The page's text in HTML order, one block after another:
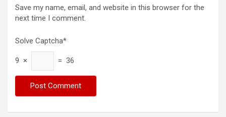
Save my name, email, and website in this browser for the
next time I comment.
Solve Captcha*
9 × = 36